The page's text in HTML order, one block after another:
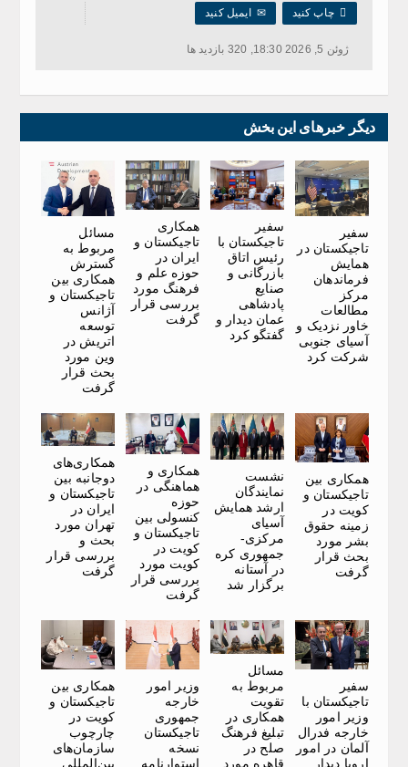
 چاپ کنید ✉ایمیل کنید
ژوئن 5, 2026 18:30, 320 بازدید ها
دیگر خبرهای این بخش
سفیر
تاجیکستان در
همایش
فرماندهان
مرکز
مطالعات
خاور نزدیک و
آسیای جنوبی
شرکت کرد
سفیر
تاجیکستان با
رئیس اتاق
بازرگانی و
صنایع
پادشاهی
عمان دیدار و
گفتگو کرد
همکاری
تاجیکستان و
ایران در
حوزه علم و
فرهنگ مورد
بررسی قرار
گرفت
مسائل
مربوط به
گسترش
همکاری بین
تاجیکستان و
آژانس
توسعه
اتریش در
وین مورد
بحث قرار
گرفت
همکاری بین
تاجیکستان و
کویت در
زمینه حقوق
بشر مورد
بحث قرار
گرفت
نشست
نمایندگان
ارشد همایش
آسیای
مرکزی-
جمهوری کره
در آستانه
برگزار شد
همکاری و
هماهنگی در
حوزه
کنسولی بین
تاجیکستان و
کویت در
کویت مورد
بررسی قرار
گرفت
همکاری‌های
دوجانبه بین
تاجیکستان و
ایران در
تهران مورد
بحث و
بررسی قرار
گرفت
سفیر
تاجیکستان با
وزیر امور
خارجه فدرال
آلمان در امور
اروپا دیدار
مسائل
مربوط به
تقویت
همکاری در
تبلیغ فرهنگ
صلح در
قاهره مورد
وزیر امور
خارجه
جمهوری
تاجیکستان
نسخه
استوارنامه
همکاری بین
تاجیکستان و
کویت در
چارچوب
سازمان‌های
بین‌المللی